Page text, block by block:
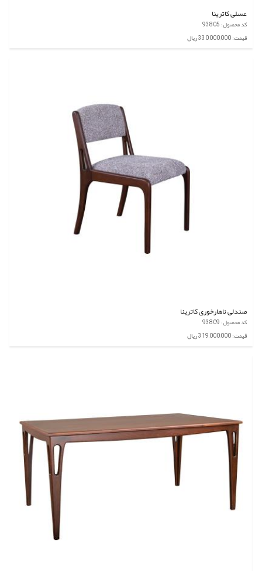
عسلی کاترینا
کد محصول: 93805
قیمت: 330,000,000 ریال
صندلی ناهارخوری کاترینا
کد محصول: 93809
قیمت: 319,000,000 ریال